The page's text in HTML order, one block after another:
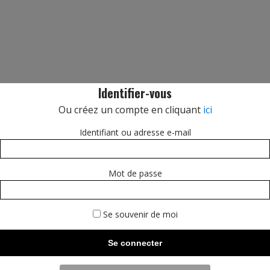
Identifier-vous
Ou créez un compte en cliquant ici
Identifiant ou adresse e-mail
Mot de passe
Se souvenir de moi